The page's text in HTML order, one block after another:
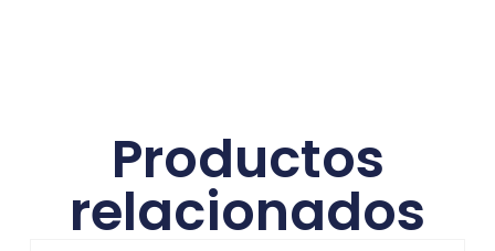
Productos
relacionados